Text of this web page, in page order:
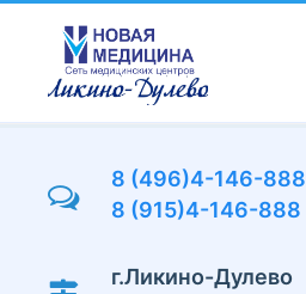
основному
содержанию
8 (496)4-146-888
8 (915)4-146-888
г.Ликино-Дулево